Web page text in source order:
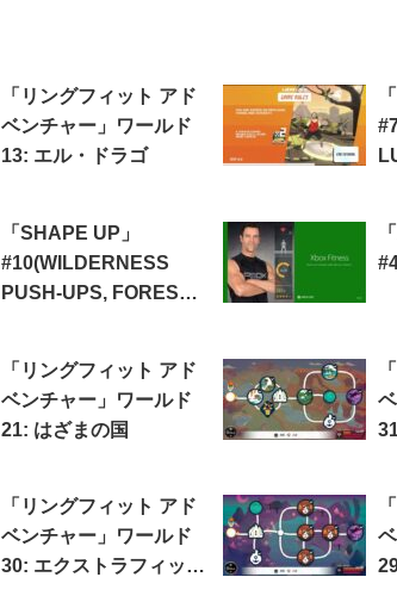
「リングフィット アド
ベンチャー」ワールド
13: エル・ドラゴ
「SHAPE UP」
#10(WILDERNESS
PUSH-UPS, FOREST
「リングフィット アド
ベンチャー」ワールド
21: はざまの国
「リングフィット アド
ベンチャー」ワールド
30: エクストラフィット